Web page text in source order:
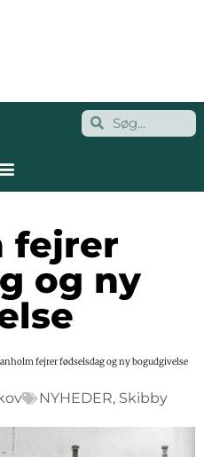
fejrer
og ny
fejrer fødselsdag og ny bogudgivelse
NYHEDER, Skibby